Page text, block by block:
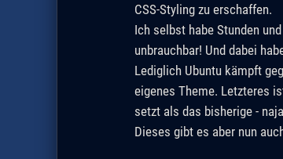
CSS-Styling zu erschaffen.
Ich selbst habe Stunden
unbrauchbar! Und dabei
Lediglich Ubuntu kämpft
eigenes Theme. Letzteres
setzt als das bisherige -
Dieses gibt es aber nun